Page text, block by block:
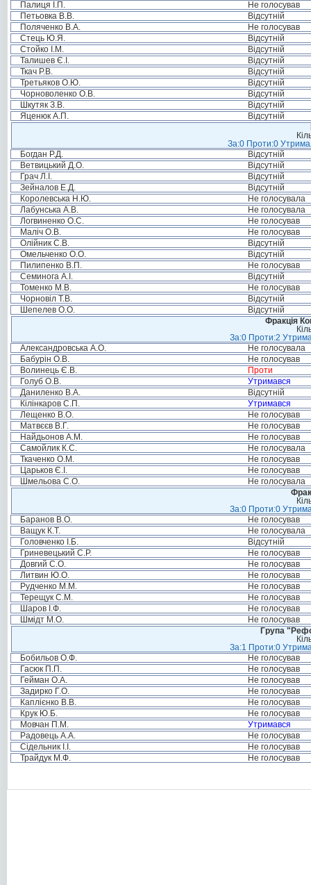
Палиця І.П.
Не голосував
Петьовка В.В.
Відсутній
Поляченко В.А.
Не голосував
Стець Ю.Я.
Відсутній
Стойко І.М.
Відсутній
Талишев Є.І.
Відсутній
Ткач Р.В.
Відсутній
Третьяков О.Ю.
Відсутній
Чорноволенко О.В.
Відсутній
Шкутяк З.В.
Відсутній
Яценюк А.П.
Відсутній
За:0 Проти:0
Богдан Р.Д.
Відсутній
Ветвицький Д.О.
Відсутній
Грач Л.І.
Відсутній
Зейналов Е.Д.
Відсутній
Королевська Н.Ю.
Не голосувала
Лабунська А.В.
Не голосувала
Логвиненко О.С.
Не голосував
Маліч О.В.
Не голосував
Олійник С.В.
Відсутній
Омельченко О.О.
Відсутній
Пилипенко В.П.
Не голосував
Семинога А.І.
Відсутній
Томенко М.В.
Не голосував
Чорновіл Т.В.
Відсутній
Шепелев О.О.
Відсутній
Фракція
За:0 Проти:2
Александровська А.О.
Не голосувала
Бабурін О.В.
Не голосував
Волинець Є.В.
Проти
Голуб О.В.
Утримався
Даниленко В.А.
Відсутній
Кілінкаров С.П.
Утримався
Лещенко В.О.
Не голосував
Матвєєв В.Г.
Не голосував
Найдьонов А.М.
Не голосував
Самойлик К.С.
Не голосувала
Ткаченко О.М.
Не голосував
Царьков Є.І.
Не голосував
Шмельова С.О.
Не голосувала
За:0 Проти:0
Баранов В.О.
Не голосував
Ващук К.Т.
Не голосувала
Головченко І.Б.
Відсутній
Гриневецький С.Р.
Не голосував
Довгий С.О.
Не голосував
Литвин Ю.О.
Не голосував
Рудченко М.М.
Не голосував
Терещук С.М.
Не голосував
Шаров І.Ф.
Не голосував
Шмідт М.О.
Не голосував
Група
За:1 Проти:0
Бобильов О.Ф.
Не голосував
Гасюк П.П.
Не голосував
Гейман О.А.
Не голосував
Задирко Г.О.
Не голосував
Каплієнко В.В.
Не голосував
Крук Ю.Б.
Не голосував
Мовчан П.М.
Утримався
Радовець А.А.
Не голосував
Сідельник І.І.
Не голосував
Трайдук М.Ф.
Не голосував